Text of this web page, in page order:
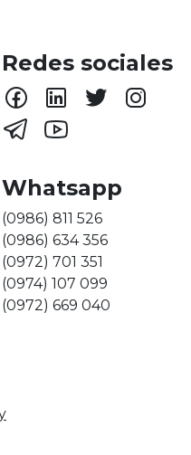
Redes sociales
Whatsapp
(0986) 811 526
(0986) 634 356
(0972) 701 351
(0974) 107 099
(0972) 669 040